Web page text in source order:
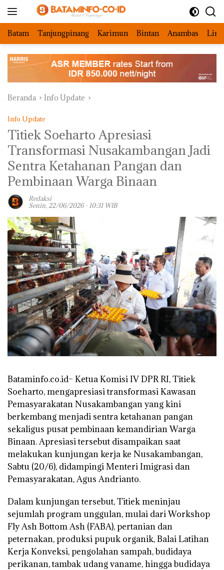
Batam Tanjungpinang Karimun Bintan Anambas
Beranda Info Update
Info Update
Titiek Soeharto Apresiasi
Transformasi Nusakambangan Jadi
Sentra Ketahanan Pangan dan
Pembinaan Warga Binaan
Redaksi
Senin, 22/06/2026 - 10:31 WIB
Bataminfo.co.id– Ketua Komisi IV DPR RI, Titiek
Soeharto, mengapresiasi transformasi Kawasan
Pemasyarakatan Nusakambangan yang kini
berkembang menjadi sentra ketahanan pangan
sekaligus pusat pembinaan kemandirian Warga
Binaan. Apresiasi tersebut disampaikan saat
melakukan kunjungan kerja ke Nusakambangan,
Sabtu (20/6), didampingi Menteri Imigrasi dan
Pemasyarakatan, Agus Andrianto.
Dalam kunjungan tersebut, Titiek meninjau
sejumlah program unggulan, mulai dari Workshop
Fly Ash Bottom Ash (FABA), pertanian dan
peternakan, produksi pupuk organik, Balai Latihan
Kerja Konveksi, pengolahan sampah, budidaya
perikanan, tambak udang vaname, hingga budidaya